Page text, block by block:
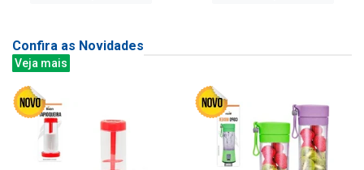
Confira as Novidades
Veja mais